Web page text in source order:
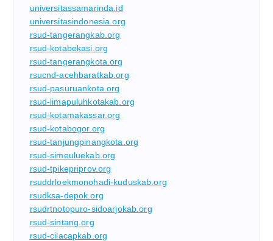
universitassamarinda.id
universitasindonesia.org
rsud-tangerangkab.org
rsud-kotabekasi.org
rsud-tangerangkota.org
rsucnd-acehbaratkab.org
rsud-pasuruankota.org
rsud-limapuluhkotakab.org
rsud-kotamakassar.org
rsud-kotabogor.org
rsud-tanjungpinangkota.org
rsud-simeuluekab.org
rsud-tpikepriprov.org
rsuddrloekmonohadi-kuduskab.org
rsudksa-depok.org
rsudrtnotopuro-sidoarjokab.org
rsud-sintang.org
rsud-cilacapkab.org